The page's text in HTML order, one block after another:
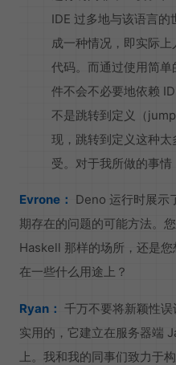
IDE 过多地与该语言
成一种情况，即实际
代码。而通过使用简
件不会不必要地依赖
不是跳转到定义（
现，跳转到定义这种
受。对于我所做的事情
Evrone： Deno 运行时展示
期存在的问题的可能方法。
Haskell 那样的场所，还是
在一些什么用途上？
Ryan： 千万不要将新颖性
实用的，它建立在服务器端
上。我和我的同事们致力于